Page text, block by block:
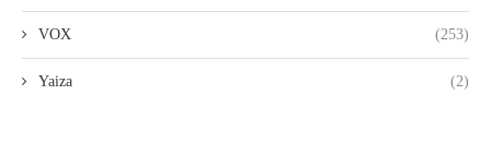
VOX (253)
Yaiza (2)